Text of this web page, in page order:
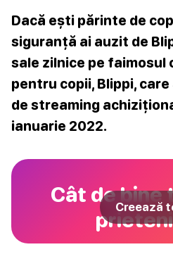
Dacă ești părinte de
siguranță ai auzit de
sale zilnice pe faimosul
pentru copii, Blippi,
de streaming
ianuarie 2022.
Cât de bine
Creează